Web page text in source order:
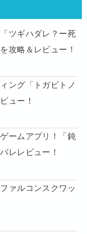
ツギハダレ？ー死
攻略＆レビュー！
ング「トガビトノ
ュー！
ームアプリ！「鈍
レレビュー！
ァルコンスクワッ